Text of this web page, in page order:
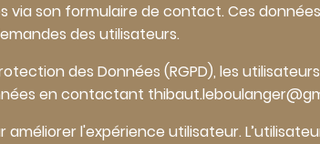
via son formulaire de contact. Ces
des utilisateurs.
des Données (RGPD), les
en contactant
l'expérience utilisateur.